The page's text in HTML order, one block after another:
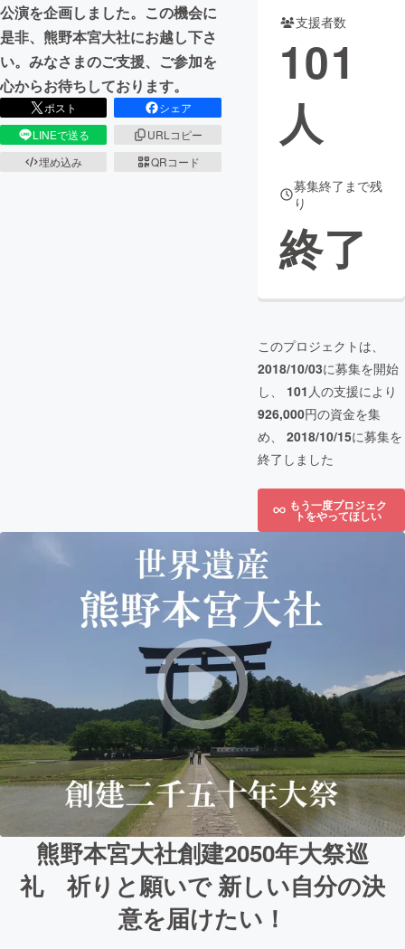
公演を企画しました。この機会に
是非、熊野本宮大社にお越し下さ
い。みなさまのご支援、ご参加を
心からお待ちしております。
ポスト
シェア
LINEで送る
URLコピー
埋め込み
QRコード
支援者数
101
人
募集終了まで残
り
終了
このプロジェクトは、
2018/10/03に募集を開始
し、 101 人の支援により
926,000円の資金を集
め、 2018/10/15に募集を
終了しました
もう一度プロジェク
トをやってほしい
熊野本宮大社創建2050年大祭巡
礼 祈りと願いで 新しい自分の決
意を届けたい！